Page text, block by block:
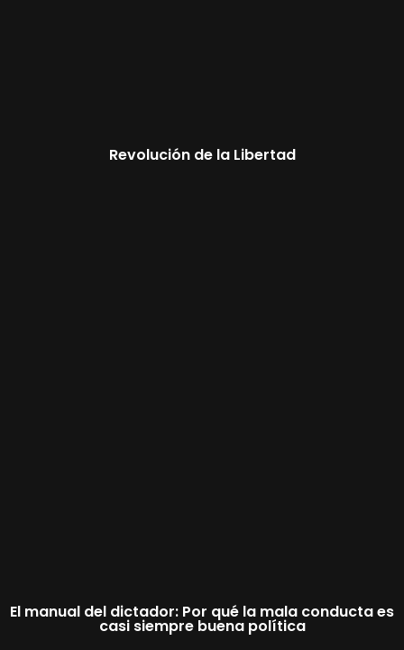
Revolución de la Libertad
El manual del dictador: Por qué la mala conducta es
casi siempre buena política